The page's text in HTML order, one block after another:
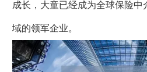
成长，大童已经成为全球保险中
域的领军企业。